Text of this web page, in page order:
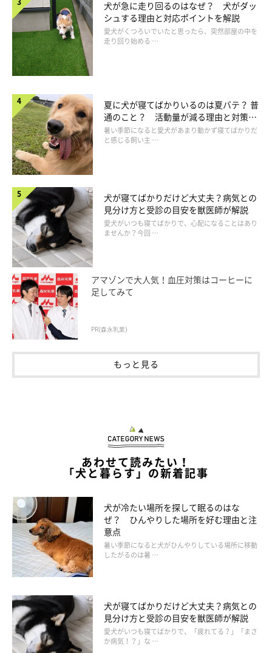
②犬が人の体のニオイを嗅ぐ理由と心理
――では、人のニオイを嗅ぐ、嗅ごうとするという行動について
はどうでしょうか？
岡本先生：「犬が人のニオイを嗅いだり、嗅ごうとするのは、そ
の相手が飼い主さんの場合は『大好きな人のニオイを嗅ぎたい
か知りたいな』など、安心するためであったり興味や好奇心から
ニオイ嗅ぎをしていることが考えられます。」
③犬がほかの犬のニオイを嗅ぐ理由と心理
犬が急に走り回るのはなぜ？ 犬がダッ
シュする理由と対応ポイントを解説
愛犬がくつろいでいたと思ったら、突然部屋の中を
走り回り始める …
夏に犬が寝てばかりいるのは夏バテ？ 普
通のこと？ 活動量が減る理由と対策と
は
暑い季節になると愛犬があまり動かず寝てばかりだ
と感じる飼い主 …
犬が寝てばかりだけど大丈夫？病気との
見分け方と受診の目安を獣医師が解説
愛犬がいつも寝てばかりで、心配になることはあり
ませんか？今回 …
アマゾンで大人気！血圧対策はコーヒーに
足してみて
PR(森永乳業)
もっと見る
あわせて読みたい！
「犬と暮らす」の新着記事
犬が冷たい場所を探して眠るのはな
ぜ？ ひんやりした場所を好む理由と注
意点
暑い季節になると犬がひんやりしている場所に移動
したがるのは暑 …
犬が寝てばかりだけど大丈夫？病気との
見分け方と受診の目安を獣医師が解説
愛犬がいつも寝てばかりで、「疲れてる？」「まさ
か病気！？」な …